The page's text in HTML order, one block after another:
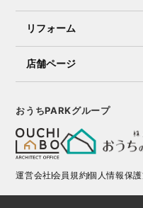
リフォーム
店舗ページ
おうちPARKグループ
運営会社会員規約個人情報保